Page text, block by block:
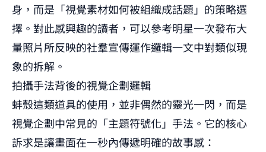
身，而是「視覺素材如何被組織成話題」的策略選
擇。對此感興趣的讀者，可以參考明星一次發布大
量照片所反映的社羣宣傳運作邏輯一文中對類似現
象的拆解。
拍攝手法背後的視覺企劃邏輯
蚌殼這類道具的使用，並非偶然的靈光一閃，而是
視覺企劃中常見的「主題符號化」手法。它的核心
訴求是讓畫面在一秒內傳遞明確的故事感：